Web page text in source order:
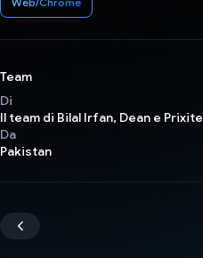
Team
Di
Il team di Bilal Irfan, Dean e Prixite
Da
Pakistan